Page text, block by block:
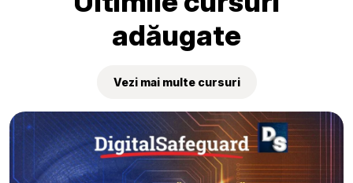
adăugate
Vezi mai multe cursuri